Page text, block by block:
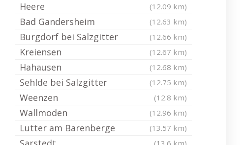
Heere (12.09 km)
Bad Gandersheim (12.63 km)
Burgdorf bei Salzgitter (12.66 km)
Kreiensen (12.67 km)
Hahausen (12.68 km)
Sehlde bei Salzgitter (12.75 km)
Weenzen (12.8 km)
Wallmoden (12.96 km)
Lutter am Barenberge (13.57 km)
(13.6 km)